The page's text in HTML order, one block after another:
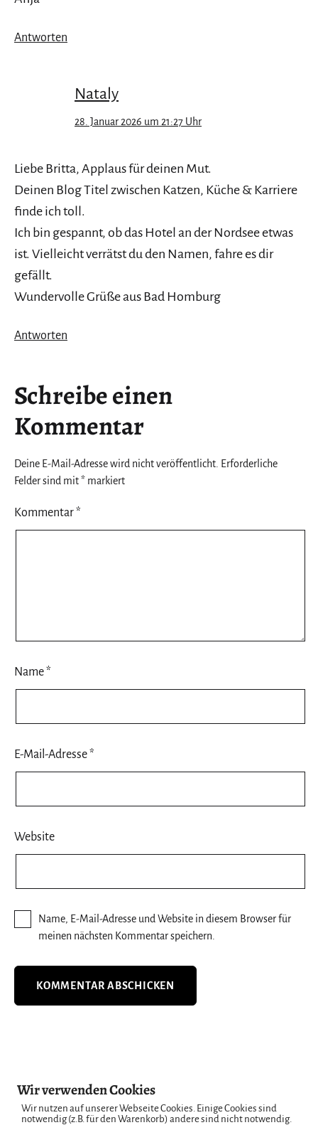
Antworten
Nataly
28. Januar 2026 um 21:27 Uhr
Liebe Britta, Applaus für deinen Mut.
Deinen Blog Titel zwischen Katzen, Küche & Karriere
finde ich toll.
Ich bin gespannt, ob das Hotel an der Nordsee etwas
ist. Vielleicht verrätst du den Namen, fahre es dir
gefällt.
Wundervolle Grüße aus Bad Homburg
Antworten
Schreibe einen
Kommentar
Deine E-Mail-Adresse wird nicht veröffentlicht. Erforderliche
Felder sind mit* markiert
Kommentar*
Name*
E-Mail-Adresse*
Website
Name, E-Mail-Adresse und Website in diesem Browser für
meinen nächsten Kommentar speichern.
Beitragsnavigation
12 von 12 – Januar 2026
Wir verwenden Cookies
Wir nutzen auf unserer Webseite Cookies. Einige Cookies sind
notwendig (z.B. für den Warenkorb) andere sind nicht notwendig.